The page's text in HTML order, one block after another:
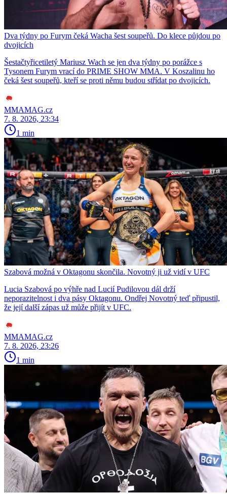
Dva týdny po Furym čeká Wacha šest soupeřů. Do klece půjdou po
dvojicích
Šestačtyřicetiletý Mariusz Wach se jen dva týdny po porážce s
Tysonem Furym vrací do PRIME SHOW MMA. V Koszalinu ho
čeká šest soupeřů, kteří se proti němu budou střídat po dvojicích.
MMAMAG.cz
7. 8. 2026, 23:34
1 min
Szabová možná v Oktagonu skončila. Novotný ji už vidí v UFC
Lucia Szabová po výhře nad Lucií Pudilovou dál drží
neporazitelnost i dva pásy Oktagonu. Ondřej Novotný teď připustil,
že její další zápas už může přijít v UFC.
MMAMAG.cz
7. 8. 2026, 23:26
1 min